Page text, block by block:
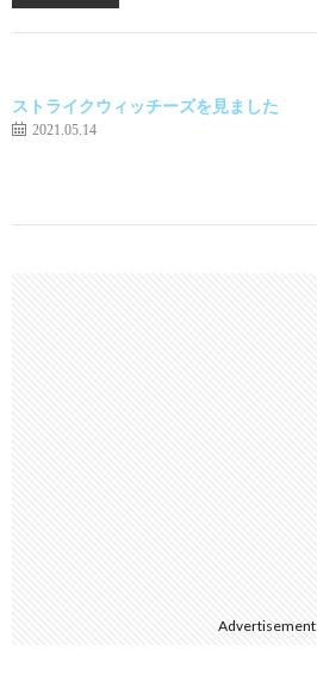
ストライクウィッチーズを見ました
2021.05.14
Advertisement